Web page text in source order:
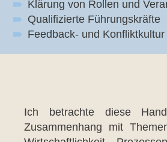
Klä­rung von Rol­len und
Qua­li­fi­zier­te Füh­rungs­kräf­te
Feed­back- und Kon­flikt­kul­tur
Ich betrach­te die­se
Zusam­men­hang mit